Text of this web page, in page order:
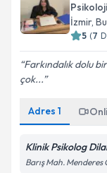
Psikoloji
İzmir,
5 (7
Farkındalık dolu
çok...
Adres 1
Klinik Psikolog
Barış Mah.